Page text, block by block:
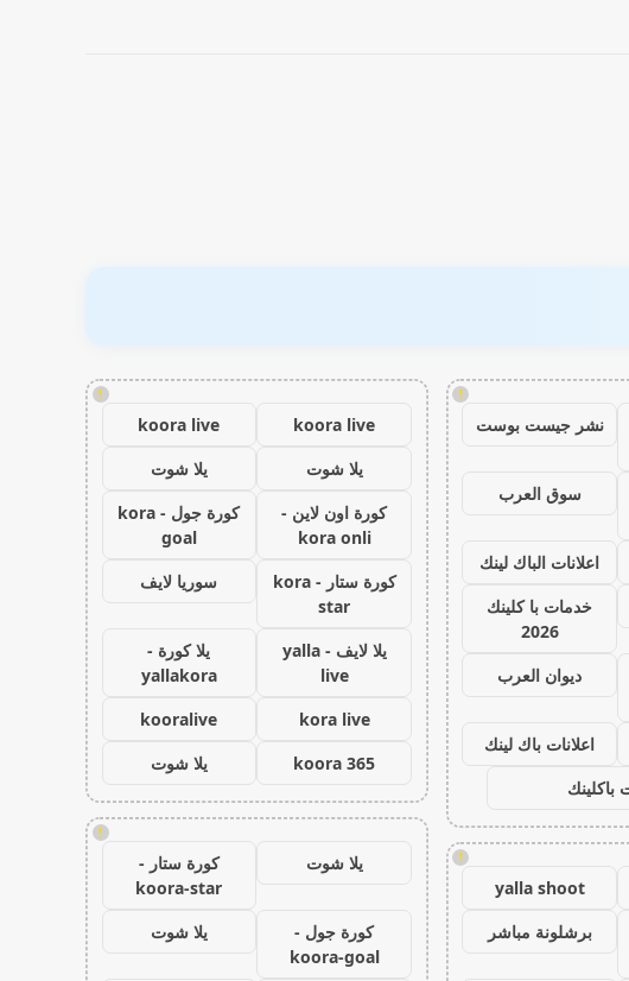
!
نشر جيست بوست
سوق العرب
اعلانات الباك لينك
خدمات با كلينك
2026
ديوان العرب
اعلانات باك لينك
باكلينك
!
yalla shoot
برشلونة مباشر
!
koora live
koora live
يلا شوت
يلا شوت
كورة اون لاين -
kora onli
كورة جول - kora
goal
كورة ستار - kora
star
سوريا لايف
يلا لايف - yalla
live
يلا كورة -
yallakora
kora live
kooralive
koora 365
يلا شوت
!
يلا شوت
كورة ستار -
koora-star
كورة جول -
koora-goal
يلا شوت